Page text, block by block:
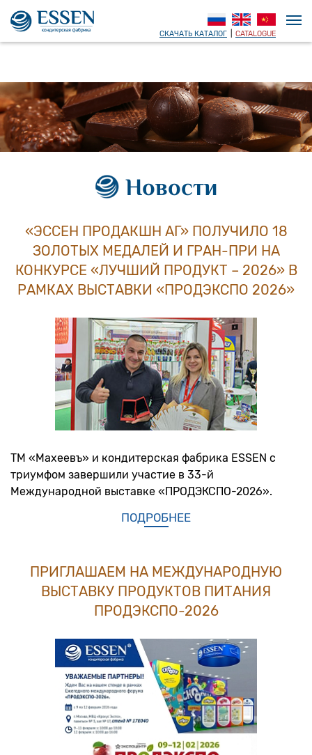
СКАЧАТЬ КАТАЛОГ CATALOGUE
Новости
«ЭССЕН ПРОДАКШН АГ» ПОЛУЧИЛО 18
ЗОЛОТЫХ МЕДАЛЕЙ И ГРАН-ПРИ НА
КОНКУРСЕ «ЛУЧШИЙ ПРОДУКТ – 2026» В
РАМКАХ ВЫСТАВКИ «ПРОДЭКСПО 2026»
ТМ «Махеевъ» и кондитерская фабрика ESSEN с
триумфом завершили участие в 33-й
Международной выставке «ПРОДЭКСПО-2026».
ПОДРОБНЕЕ
ПРИГЛАШАЕМ НА МЕЖДУНАРОДНУЮ
ВЫСТАВКУ ПРОДУКТОВ ПИТАНИЯ
ПРОДЭКСПО-2026